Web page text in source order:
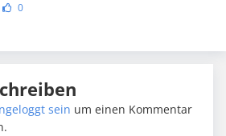
0
sein um einen Kommentar